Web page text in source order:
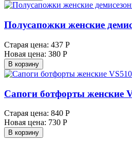
Полусапожки женские
Старая цена: 437 Р
Новая цена: 380 Р
В корзину
Сапоги ботфорты женские
Старая цена: 840 Р
Новая цена: 730 Р
В корзину